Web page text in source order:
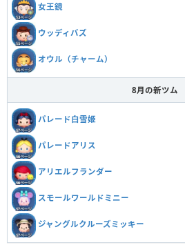
女王鏡
ウッディバズ
オウル（チャーム）
8月の新ツム
パレード白雪姫
パレードアリス
アリエルフランダー
スモールワールドミニー
ジャングルクルーズミッキー